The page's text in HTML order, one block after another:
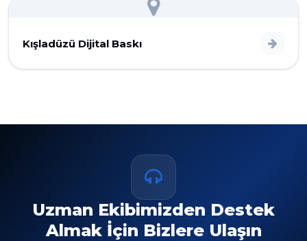
Kışladüzü Dijital Baskı
Uzman Ekibimizden Destek
Almak İçin Bizlere Ulaşın